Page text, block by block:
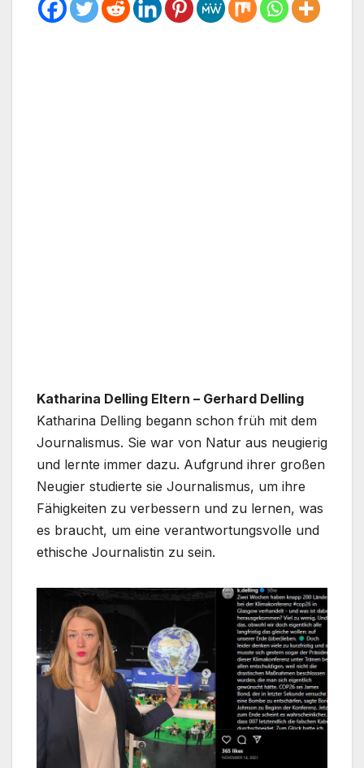
Katharina Delling Eltern – Gerhard Delling
Katharina Delling begann schon früh mit dem
Journalismus. Sie war von Natur aus neugierig
und lernte immer dazu. Aufgrund ihrer großen
Neugier studierte sie Journalismus, um ihre
Fähigkeiten zu verbessern und zu lernen, was
es braucht, um eine verantwortungsvolle und
ethische Journalistin zu sein.